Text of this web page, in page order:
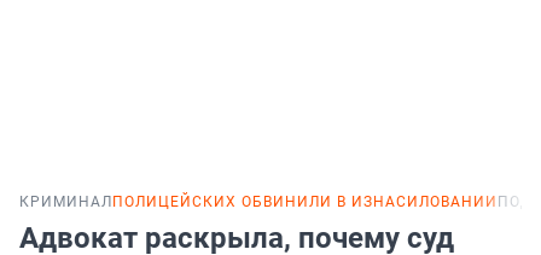
КРИМИНАЛ ПОЛИЦЕЙСКИХ ОБВИНИЛИ В ИЗНАСИЛОВАНИИ
Адвокат раскрыла, почему суд